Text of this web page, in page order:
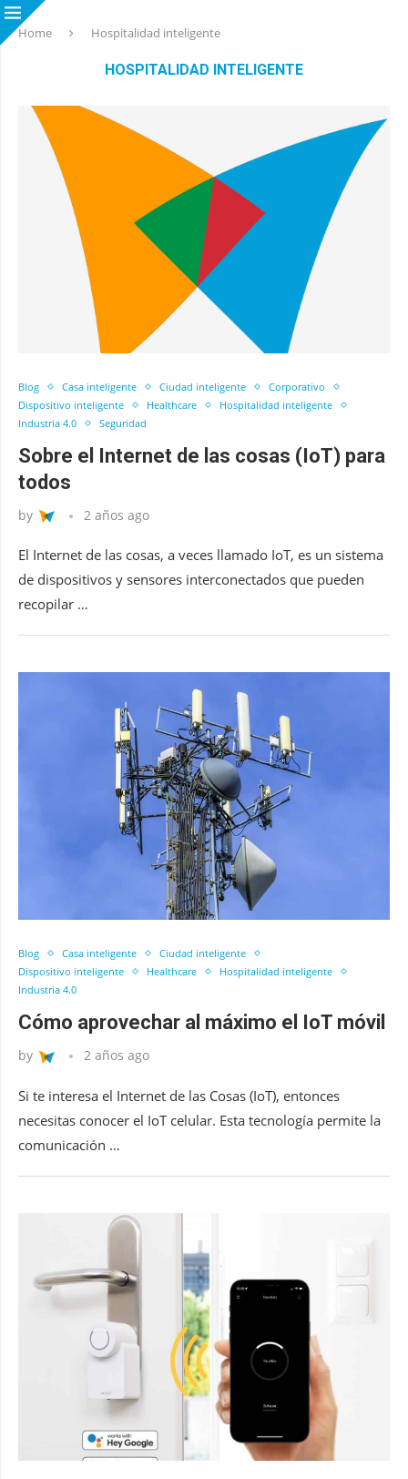
Home Hospitalidad inteligente
HOSPITALIDAD INTELIGENTE
Blog Casa inteligente Ciudad inteligente
Corporativo
Dispositivo inteligente
Healthcare
Hospitalidad inteligente
Industria 4.0
Seguridad
Sobre el Internet de las cosas (IoT) para
todos
by 2 años ago
El Internet de las cosas, a veces llamado IoT, es un sistema
de dispositivos y sensores interconectados que pueden
recopilar …
Blog Casa inteligente
Ciudad inteligente
Dispositivo inteligente
Healthcare
Hospitalidad inteligente
Industria 4.0
Cómo aprovechar al máximo el IoT móvil
by 2 años ago
Si te interesa el Internet de las Cosas (IoT), entonces
necesitas conocer el IoT celular. Esta tecnología permite la
comunicación …